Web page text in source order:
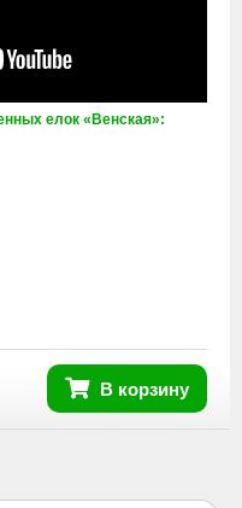
елок «Венская»:
В корзину